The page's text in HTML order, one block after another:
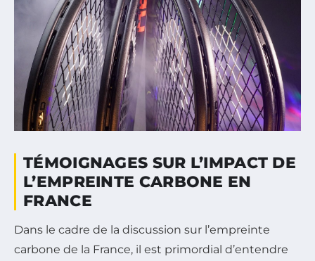
TÉMOIGNAGES SUR L’IMPACT DE
L’EMPREINTE CARBONE EN
FRANCE
Dans le cadre de la discussion sur l’empreinte
carbone de la France, il est primordial d’entendre